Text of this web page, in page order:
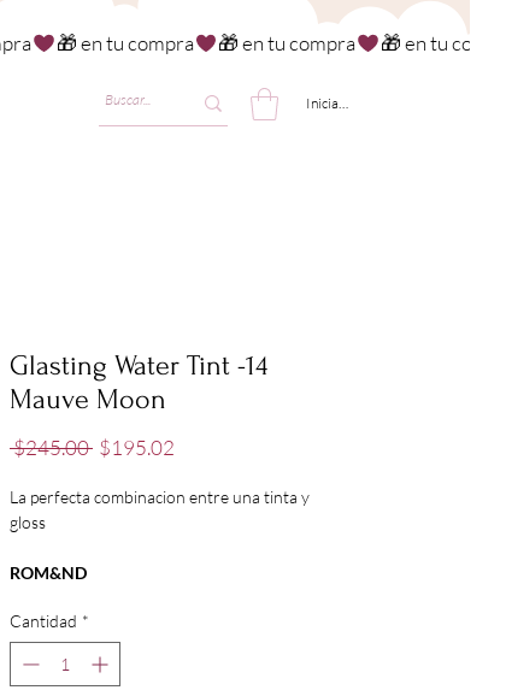
Iniciar sesión
Glasting Water Tint -14
Mauve Moon
$245.00 Precio
$195.02
oferta
La perfecta combinacion entre una tinta y
gloss
ROM&ND
Cantidad *